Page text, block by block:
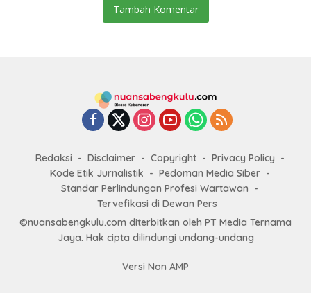
Tambah Komentar
Redaksi Disclaimer Copyright
Privacy Policy
Kode Etik Jurnalistik
Pedoman Media Siber
Standar Perlindungan Profesi Wartawan
Tervefikasi di Dewan Pers
©nuansabengkulu.com diterbitkan oleh PT Media Ternama
Jaya. Hak cipta dilindungi undang-undang
Versi Non AMP